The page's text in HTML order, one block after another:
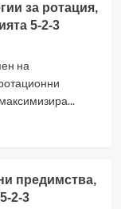
за ротация,
5-2-3
на
предимства,
2-3